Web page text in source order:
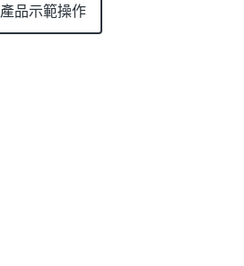
產品示範操作